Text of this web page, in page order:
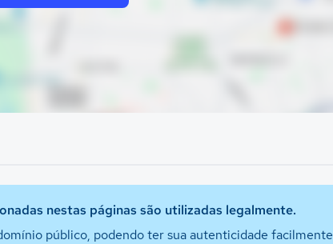
nestas páginas são utilizadas legalmente.
público, podendo ter sua autenticidade facilmente